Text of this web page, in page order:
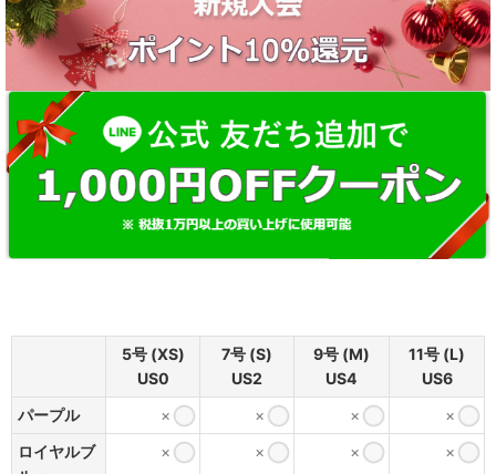
5号 (XS)
US0
7号 (S)
US2
9号 (M)
US4
11号 (L)
US6
パープル
× × ×
×
ロイヤルブ
× × × ×